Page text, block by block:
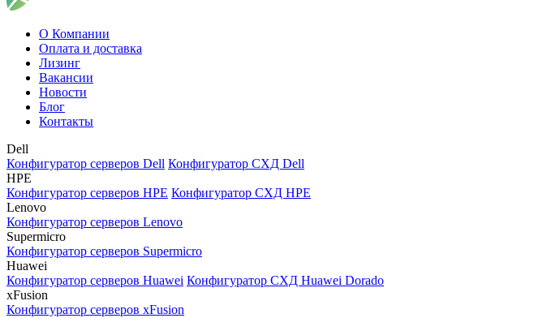
О Компании
Оплата и доставка
Лизинг
Вакансии
Новости
Блог
Контакты
Dell
Конфигуратор серверов Dell Конфигуратор СХД Dell
HPE
Конфигуратор серверов HPE Конфигуратор СХД HPE
Lenovo
Конфигуратор серверов Lenovo
Supermicro
Конфигуратор серверов Supermicro
Huawei
Конфигуратор серверов Huawei Конфигуратор СХД Huawei Dorado
xFusion
Конфигуратор серверов xFusion